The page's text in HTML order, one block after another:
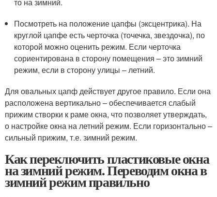
то на зимний.
Посмотреть на положение цапфы (эксцентрика). На
круглой цапфе есть черточка (точечка, звездочка), по
которой можно оценить режим. Если черточка
сориентирована в сторону помещения – это зимний
режим, если в сторону улицы – летний.
Для овальных цапф действует другое правило. Если она
расположена вертикально – обеспечивается слабый
прижим створки к раме окна, что позволяет утверждать,
о настройке окна на летний режим. Если горизонтально –
сильный прижим, т.е. зимний режим.
Как переключить пластиковые окна
на зимний режим. Переводим окна в
зимний режим правильно